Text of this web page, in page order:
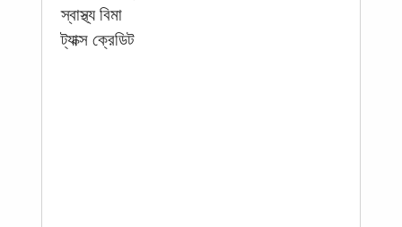
স্বাস্থ্য বিমা
ট্যাক্স ক্রেডিট